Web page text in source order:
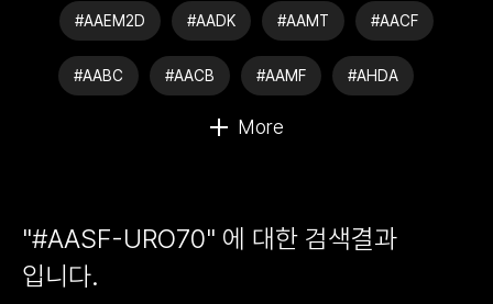
#AAEM2D #AADK #AAMT #AACF
#AABC #AACB #AAMF #AHDA
"#AASF-URO70" 에 대한 검색결과
입니다.